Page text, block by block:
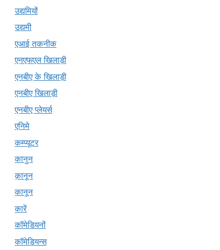
उद्यमियों
उद्यमी
एआई तकनीक
एनएफएल खिलाड़ी
एनबीए के खिलाड़ी
एनबीए खिलाड़ी
एनबीए प्लेयर्स
एनिमे
कम्प्यूटर
कानुन
क़ानून
कानून
कारें
कॉमेडियनों
कॉमेडियन्स